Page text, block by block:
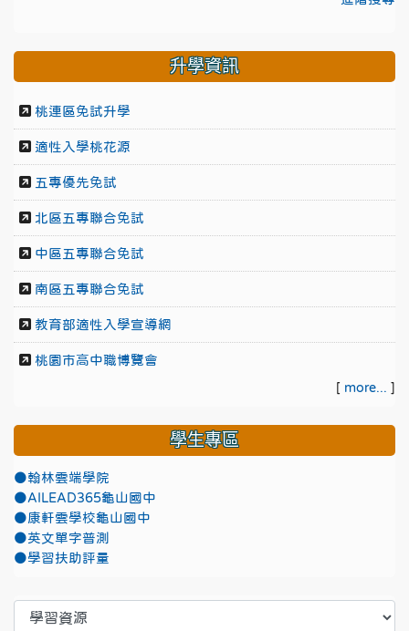
升學資訊
桃連區免試升學
適性入學桃花源
五專優先免試
北區五專聯合免試
中區五專聯合免試
南區五專聯合免試
教育部適性入學宣導網
桃園市高中職博覽會
[ more... ]
學生專區
●翰林雲端學院
●AILEAD365龜山國中
●康軒雲學校龜山國中
●英文單字普測
●學習扶助評量